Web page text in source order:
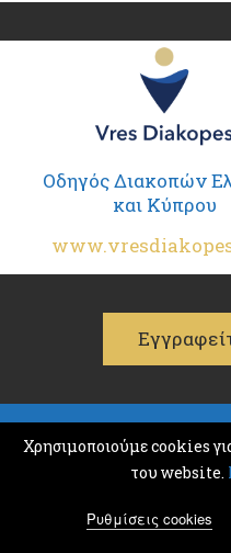
Οδηγός Διακοπών
και Κύπρου
K & M
ΑΡΙΘΜΟΣ
Όροι &
Χρησιμοποιούμε cookies
του website.
Ρυθμίσεις cookies